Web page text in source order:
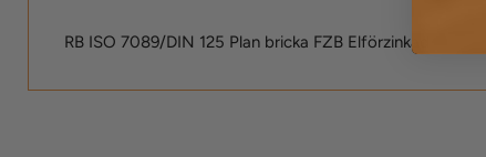
RB ISO 7089/DIN 125 Plan bricka FZB Elförzinkad